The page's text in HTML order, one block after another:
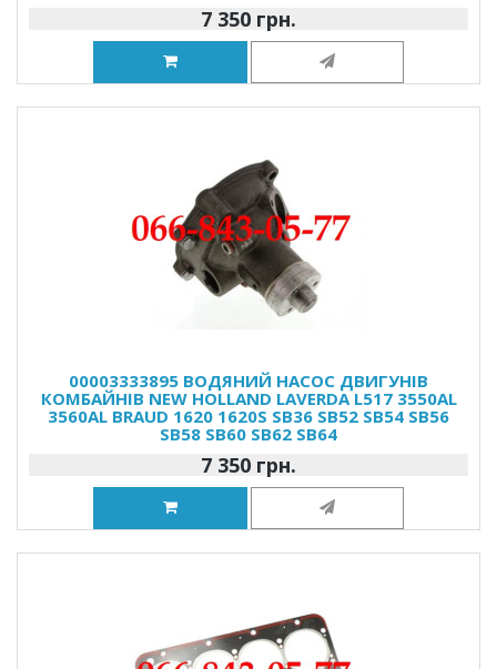
7 350 грн.
00003333895 ВОДЯНИЙ НАСОС ДВИГУНІВ
КОМБАЙНІВ NEW HOLLAND LAVERDA L517 3550AL
3560AL BRAUD 1620 1620S SB36 SB52 SB54 SB56
SB58 SB60 SB62 SB64
7 350 грн.